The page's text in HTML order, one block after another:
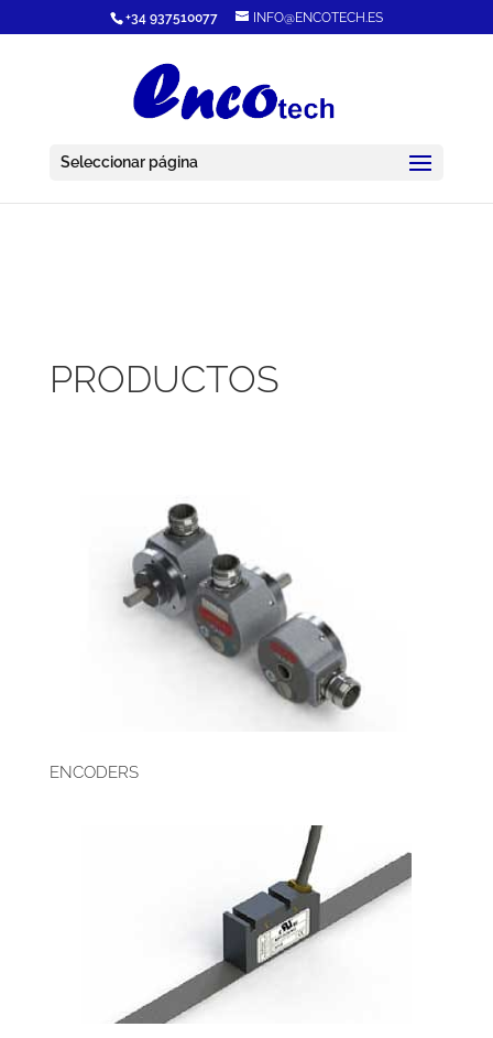
+34 937510077 INFO@ENCOTECH.ES
Seleccionar página
PRODUCTOS
ENCODERS